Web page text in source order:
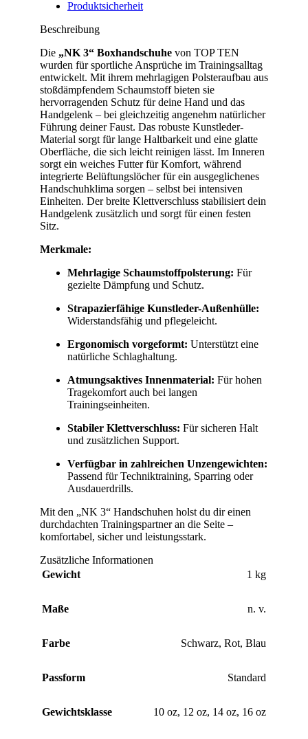
Produktsicherheit
Beschreibung
Die „NK 3“ Boxhandschuhe von TOP TEN
wurden für sportliche Ansprüche im Trainingsalltag
entwickelt. Mit ihrem mehrlagigen Polsteraufbau aus
stoßdämpfendem Schaumstoff bieten sie
hervorragenden Schutz für deine Hand und das
Handgelenk – bei gleichzeitig angenehm natürlicher
Führung deiner Faust. Das robuste Kunstleder-
Material sorgt für lange Haltbarkeit und eine glatte
Oberfläche, die sich leicht reinigen lässt. Im Inneren
sorgt ein weiches Futter für Komfort, während
integrierte Belüftungslöcher für ein ausgeglichenes
Handschuhklima sorgen – selbst bei intensiven
Einheiten. Der breite Klettverschluss stabilisiert dein
Handgelenk zusätzlich und sorgt für einen festen
Sitz.
Merkmale:
Mehrlagige Schaumstoffpolsterung: Für
gezielte Dämpfung und Schutz.
Strapazierfähige Kunstleder-Außenhülle:
Widerstandsfähig und pflegeleicht.
Ergonomisch vorgeformt: Unterstützt eine
natürliche Schlaghaltung.
Atmungsaktives Innenmaterial: Für hohen
Tragekomfort auch bei langen
Trainingseinheiten.
Stabiler Klettverschluss: Für sicheren Halt
und zusätzlichen Support.
Verfügbar in zahlreichen Unzengewichten:
Passend für Techniktraining, Sparring oder
Ausdauerdrills.
Mit den „NK 3“ Handschuhen holst du dir einen
durchdachten Trainingspartner an die Seite –
komfortabel, sicher und leistungsstark.
Zusätzliche Informationen
Gewicht
1 kg
Maße n. v.
Farbe Schwarz, Rot, Blau
Passform Standard
Gewichtsklasse 10 oz, 12 oz, 14 oz, 16 oz